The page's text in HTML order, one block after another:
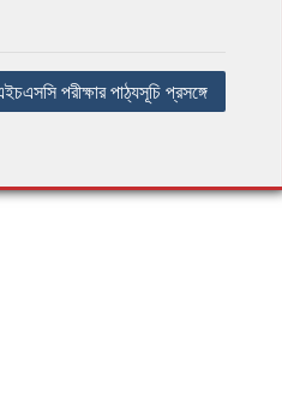
পরীক্ষার পাঠ্যসূচি প্রসঙ্গে